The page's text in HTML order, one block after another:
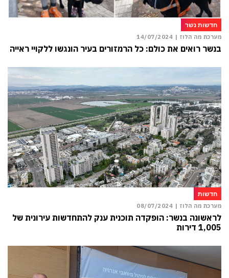
חדשות נשר
מערכת מה הלוז | 14/07/2024
בנשר רואים את כולם: כל הרמזורים בעיר הונגשו ללקויי ראייה
חדשות
מערכת מה הלוז | 08/07/2024
לראשונה בנשר: הופקדה תוכנית ענק להתחדשות עירונית של
1,005 דירות